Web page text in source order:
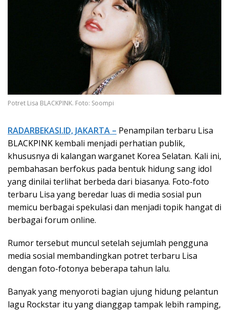
Potret Lisa BLACKPINK. Foto: Soompi
RADARBEKASI.ID, JAKARTA – Penampilan terbaru Lisa
BLACKPINK kembali menjadi perhatian publik,
khususnya di kalangan warganet Korea Selatan. Kali ini,
pembahasan berfokus pada bentuk hidung sang idol
yang dinilai terlihat berbeda dari biasanya. Foto-foto
terbaru Lisa yang beredar luas di media sosial pun
memicu berbagai spekulasi dan menjadi topik hangat di
berbagai forum online.
Rumor tersebut muncul setelah sejumlah pengguna
media sosial membandingkan potret terbaru Lisa
dengan foto-fotonya beberapa tahun lalu.
Banyak yang menyoroti bagian ujung hidung pelantun
lagu Rockstar itu yang dianggap tampak lebih ramping,